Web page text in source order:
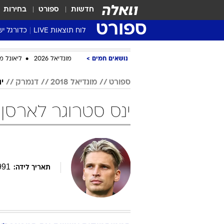
חדשות ספורט בחירות
ספורט לוח תוצאות LIVE כדורגל
ליגת העל Winner
גביע
שגרירים
נבחרות
נושאים חמים מונדיאל 2026 ליאונל
ספורט מונדיאל 2018 דנמרק
ינס סטרוגר לארסן
תאריך לידה: